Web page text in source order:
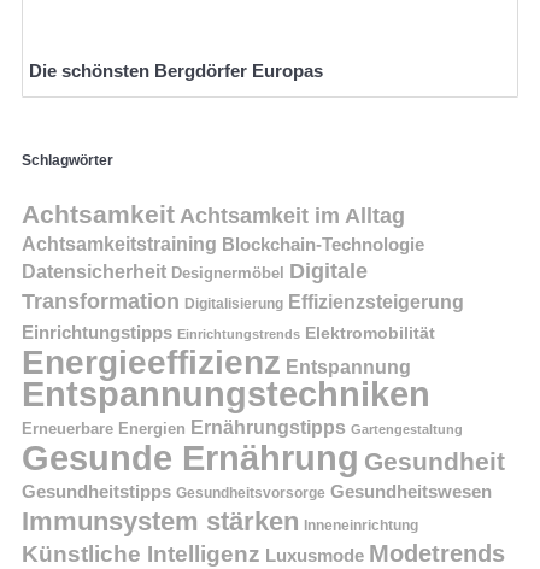
Die schönsten Bergdörfer Europas
Schlagwörter
Achtsamkeit Achtsamkeit im Alltag
Achtsamkeitstraining Blockchain-Technologie
Datensicherheit Designermöbel
Digitale
Transformation Digitalisierung Effizienzsteigerung
Einrichtungstipps Einrichtungstrends Elektromobilität
Energieeffizienz Entspannung
Entspannungstechniken
Erneuerbare Energien Ernährungstipps Gartengestaltung
Gesunde Ernährung Gesundheit
Gesundheitstipps Gesundheitsvorsorge Gesundheitswesen
Immunsystem stärken Inneneinrichtung
Künstliche Intelligenz Luxusmode Modetrends